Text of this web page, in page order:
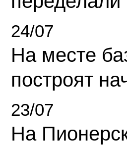
24/07
На месте
построят
23/07
На